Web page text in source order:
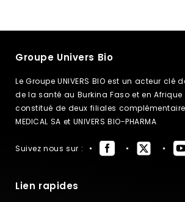
Groupe Univers Bio
Le Groupe UNIVERS BIO est un acteur clé
de la santé au Burkina Faso et en Afrique
constitué de deux filiales
MEDICAL SA et UNIVERS BIO-PHARMA
Suivez nous sur :
Lien rapides